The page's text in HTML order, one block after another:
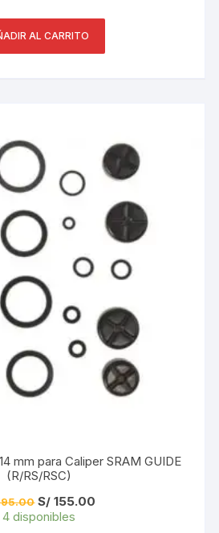
AL CARRITO
mm para Caliper SRAM GUIDE
(R/RS/RSC)
El
precio
original
S/ 155.00
4 disponibles